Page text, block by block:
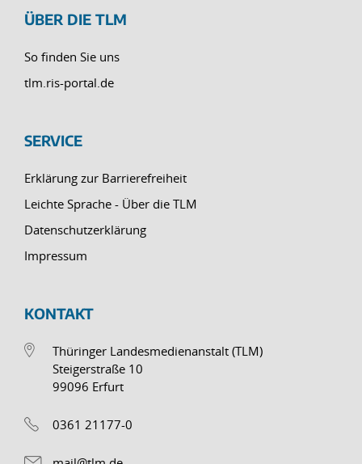
ÜBER DIE TLM
So finden Sie uns
tlm.ris-portal.de
SERVICE
Erklärung zur Barrierefreiheit
Leichte Sprache - Über die TLM
Datenschutzerklärung
Impressum
KONTAKT
Thüringer Landesmedienanstalt (TLM)
Steigerstraße 10
99096 Erfurt
0361 21177-0